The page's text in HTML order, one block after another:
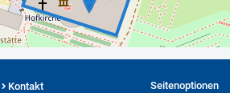
Kontakt Seitenoptionen